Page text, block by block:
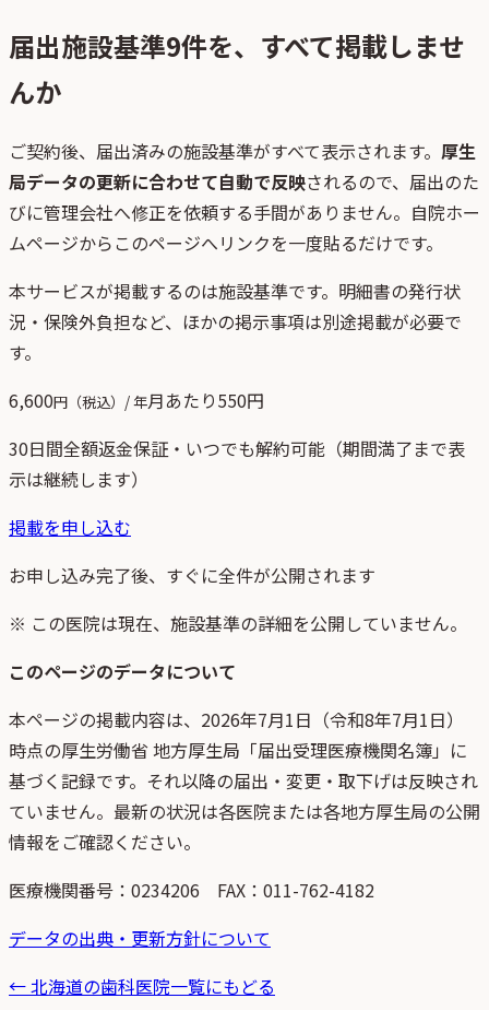
届出施設基準9件を、すべて掲載しませ
んか
ご契約後、 届出済みの施設基準がすべて表示されます。 厚生
局データの更新に合わせて自動で反映されるので、届出のた
びに管理会社へ修正を依頼する手間がありません。自院ホー
ムページからこのページへリンクを一度貼るだけです。
本サービスが掲載するのは施設基準です。明細書の発行状
況・保険外負担など、ほかの掲示事項は別途掲載が必要で
す。
6,600円（税込）/ 年月あたり550円
30日間全額返金保証・いつでも解約可能（期間満了まで表
示は継続します）
掲載を申し込む
お申し込み完了後、すぐに全件が公開されます
※ この医院は現在、施設基準の詳細を公開していません。
このページのデータについて
本ページの掲載内容は、 2026年7月1日 （令和8年7月1日）
時点の厚生労働省 地方厚生局「届出受理医療機関名簿」 に
基づく記録です。それ以降の届出・変更・取下げは反映され
ていません。最新の状況は各医院または各地方厚生局の公開
情報をご確認ください。
医療機関番号： 0234206 FAX：011-762-4182
データの出典・更新方針について
←北海道の歯科医院一覧にもどる